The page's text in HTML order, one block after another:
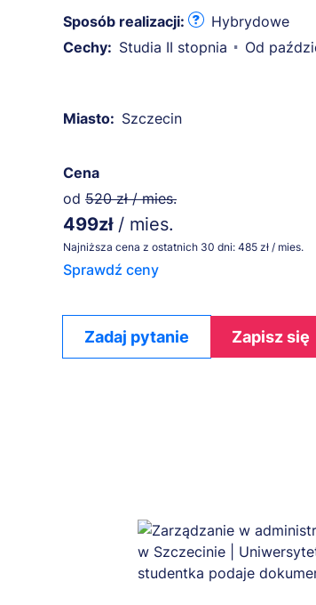
Sposób realizacji:
Hybrydowe
Cechy: Studia II stopnia Od
Miasto: Szczecin
Cena
od 520 zł / mies.
499zł / mies.
Najniższa cena z ostatnich 30 dni: 485 zł / mies.
Sprawdź ceny
Zadaj pytanie Zapisz się